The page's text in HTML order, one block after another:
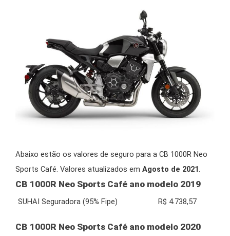
Abaixo estão os valores de seguro para a CB 1000R Neo
Sports Café. Valores atualizados em Agosto de 2021.
CB 1000R Neo Sports Café ano modelo 2019
SUHAI Seguradora (95% Fipe) R$ 4.738,57
CB 1000R Neo Sports Café ano modelo 2020